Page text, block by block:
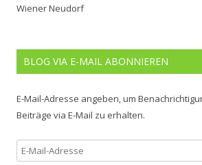
Wiener Neudorf
BLOG VIA E-MAIL ABONNIEREN
E-Mail-Adresse angeben, um
Beiträge via E-Mail zu erhalten.
E-